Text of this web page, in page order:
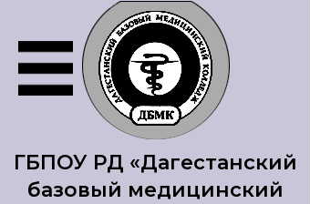
ГБПОУ РД «Дагестанский
базовый медицинский